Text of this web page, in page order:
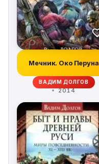
Мечник. Око Перуна
ВАДИМ ДОЛГОВ
2014